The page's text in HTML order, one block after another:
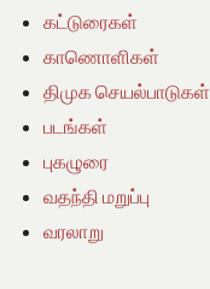
கட்டுரைகள்
காணொளிகள்
திமுக செயல்பாடுகள்
படங்கள்
புகழுரை
வதந்தி மறுப்பு
வரலாறு